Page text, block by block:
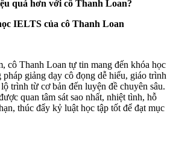
quả hơn với cô Thanh Loan?
IELTS của cô Thanh Loan
cô Thanh Loan tự tin mang đến khóa học
giảng dạy cô đọng dễ hiểu, giáo trình
trình từ cơ bản đến luyện đề chuyên sâu.
quan tâm sát sao nhất, nhiệt tình, hỗ
thúc đẩy kỷ luật học tập tốt để đạt mục